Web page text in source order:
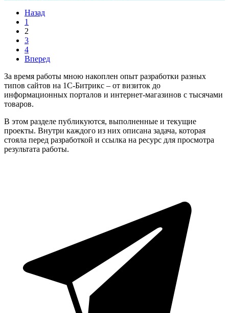
Назад
1
2
3
4
Вперед
За время работы мною накоплен опыт разработки разных
типов сайтов на 1С-Битрикс – от визиток до
информационных порталов и интернет-магазинов с тысячами
товаров.
В этом разделе публикуются, выполненные и текущие
проекты. Внутри каждого из них описана задача, которая
стояла перед разработкой и ссылка на ресурс для просмотра
результата работы.